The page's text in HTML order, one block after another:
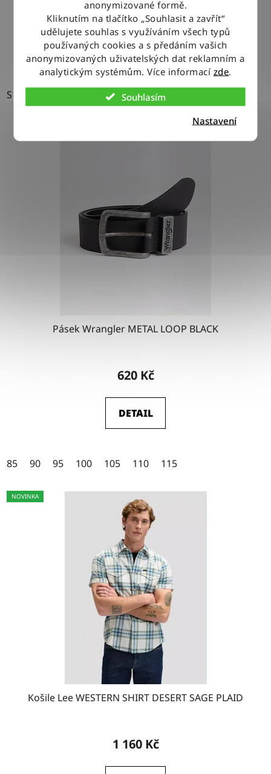
anonymizované formě.
Kliknutím na tlačítko „Souhlasit a zavřít“
udělujete souhlas s využíváním všech typů
používaných cookies a s předáním vašich
anonymizovaných uživatelských dat reklamním a
analytickým systémům. Více informací zde.
Souhlasím
Nastavení
1 279 Kč
DETAIL
S
Pásek Wrangler METAL LOOP BLACK
hodnocení
produktu
je
4,5
hvězdiček.
620 Kč
DETAIL
85 90 95 100 105 110 115
NOVINKA
Košile Lee WESTERN SHIRT DESERT SAGE PLAID
1 160 Kč